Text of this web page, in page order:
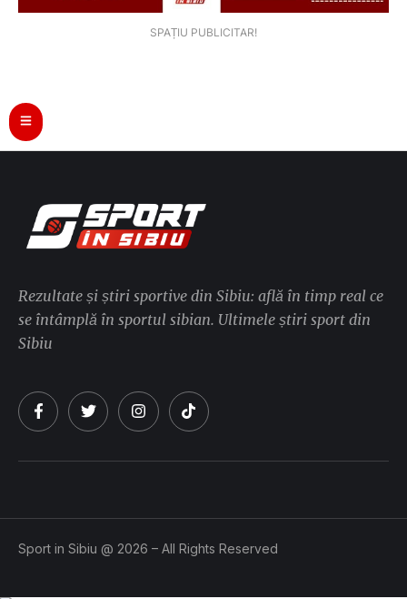
SPAȚIU PUBLICITAR!
Rezultate și știri sportive din Sibiu: află în timp real ce
se întâmplă în sportul sibian. Ultimele știri sport din
Sibiu
Sport in Sibiu @ 2026 – All Rights Reserved